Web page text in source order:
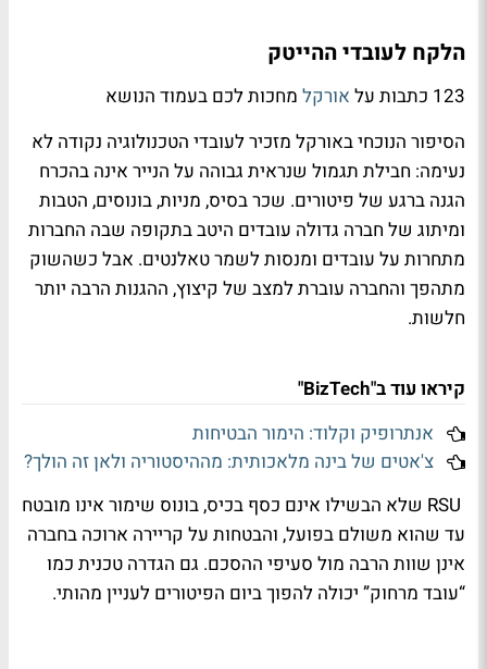
הלקח לעובדי ההייטק
123 כתבות על אורקל מחכות לכם בעמוד הנושא
הסיפור הנוכחי באורקל מזכיר לעובדי הטכנולוגיה נקודה לא
נעימה: חבילת תגמול שנראית גבוהה על הנייר אינה בהכרח
הגנה ברגע של פיטורים. שכר בסיס, מניות, בונוסים, הטבות
ומיתוג של חברה גדולה עובדים היטב בתקופה שבה החברות
מתחרות על עובדים ומנסות לשמר טאלנטים. אבל כשהשוק
מתהפך והחברה עוברת למצב של קיצוץ, ההגנות הרבה יותר
חלשות.
קיראו עוד ב"BizTech"
אנתרופיק וקלוד: הימור הבטיחות
צ'אטים של בינה מלאכותית: מההיסטוריה ולאן זה הולך?
RSU שלא הבשילו אינם כסף בכיס, בונוס שימור אינו מובטח
עד שהוא משולם בפועל, והבטחות על קריירה ארוכה בחברה
אינן שוות הרבה מול סעיפי ההסכם. גם הגדרה טכנית כמו
“עובד מרחוק” יכולה להפוך ביום הפיטורים לעניין מהותי.